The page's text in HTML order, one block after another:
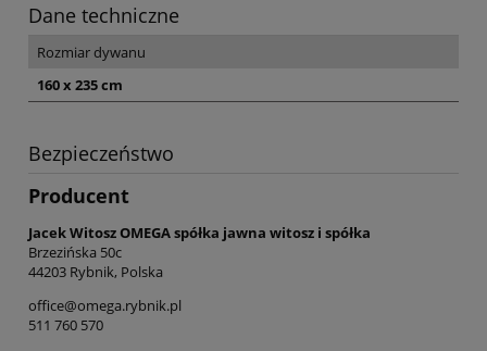
Dane techniczne
Rozmiar dywanu
160 x 235 cm
Bezpieczeństwo
Producent
Jacek Witosz OMEGA spółka jawna witosz i spółka
Brzezińska 50c
44203 Rybnik, Polska
office@omega.rybnik.pl
511 760 570